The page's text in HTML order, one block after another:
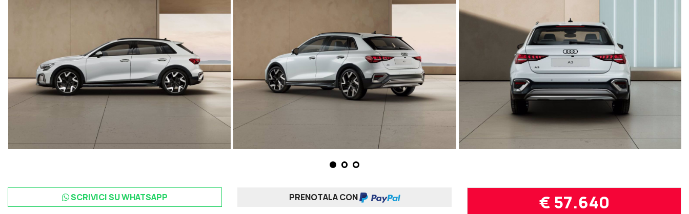
SCRIVICI SU WHATSAPP PRENOTALA CON € 57.640